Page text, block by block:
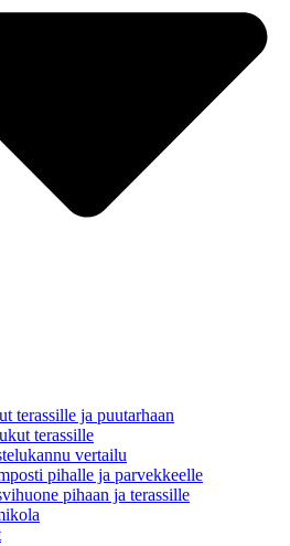
terassille ja puutarhaan
terassille
vertailu
pihalle ja parvekkeelle
pihaan ja terassille